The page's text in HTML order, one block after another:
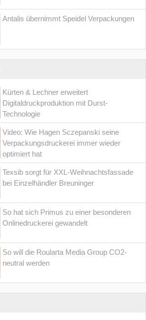
Antalis übernimmt Speidel Verpackungen
Kürten & Lechner erweitert
Digitaldruckproduktion mit Durst-
Technologie
Video: Wie Hagen Sczepanski seine
Verpackungsdruckerei immer wieder
optimiert hat
Texsib sorgt für XXL-Weihnachtsfassade
bei Einzelhändler Breuninger
So hat sich Primus zu einer besonderen
Onlinedruckerei gewandelt
So will die Roularta Media Group CO2-
neutral werden